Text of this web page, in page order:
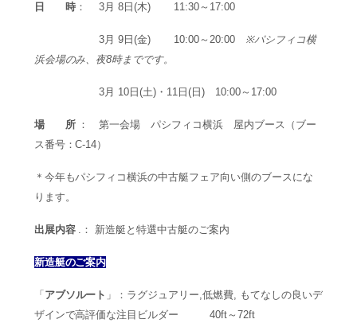
日 時： 3月 8日(木) 11:30～17:00
3月 9日(金) 10:00～20:00 ※パシフィコ横
浜会場のみ、夜8時までです。
3月 10日(土)・11日(日) 10:00～17:00
場 所： 第一会場 パシフィコ横浜 屋内ブース（ブー
ス番号：C-14）
＊今年もパシフィコ横浜の中古艇フェア向い側のブースにな
ります。
出展内容.： 新造艇と特選中古艇のご案内
新造艇のご案内
「 アブソルート 」：ラグジュアリー,低燃費, もてなしの良いデ
ザインで高評価な注目ビルダー 40ft～72ft